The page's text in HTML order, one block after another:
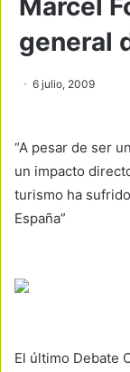
Marcel
general
6 julio, 2009
“A pesar de ser
un impacto
turismo ha
España”
El último Debate